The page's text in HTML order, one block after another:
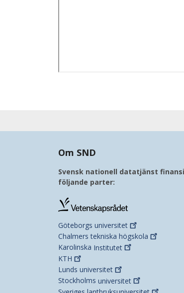
Om SND
Svensk nationell datatjänst
följande parter:
Göteborgs universitet
Chalmers tekniska högskola
Karolinska Institutet
KTH
Lunds universitet
Stockholms universitet